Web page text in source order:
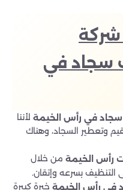
شركة
سجاد في
سجاد في رأس الخيمة لأننا
وتعطير السجاد، وهناك
رأس الخيمة من خلال
بسرعه وإتقان.
في رأس الخيمة خبرة كبيرة